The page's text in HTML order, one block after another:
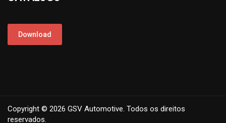
Download
Copyright © 2026 GSV Automotive. Todos os direitos
reservados.